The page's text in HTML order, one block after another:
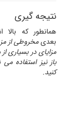
نتیجه گیری
همانطور که
بعدیمخروطی از
مزایای در بسیاری
باز نیز استفاده
کنید.